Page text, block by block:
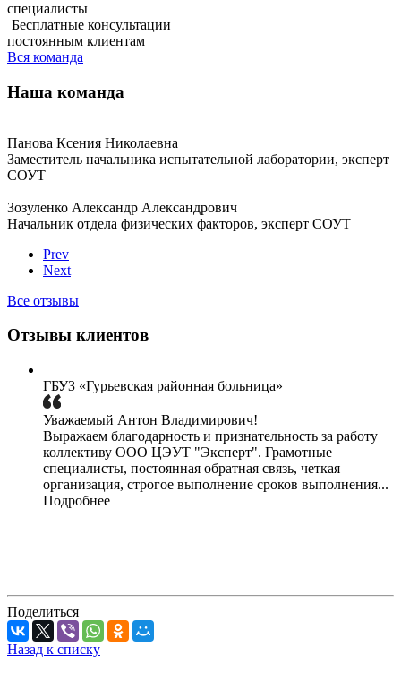
специалисты
Бесплатные консультации
постоянным клиентам
Вся команда
Наша команда
Панова Ксения Николаевна
Заместитель начальника испытательной лаборатории, эксперт
СОУТ
Зозуленко Александр Александрович
Начальник отдела физических факторов, эксперт СОУТ
Prev
Next
Все отзывы
Отзывы клиентов
ГБУЗ «Гурьевская районная больница»
Уважаемый Антон Владимирович!
Выражаем благодарность и признательность за работу
коллективу ООО ЦЭУТ "Эксперт". Грамотные
специалисты, постоянная обратная связь, четкая
организация, строгое выполнение сроков выполнения...
Подробнее
Поделиться
Назад к списку